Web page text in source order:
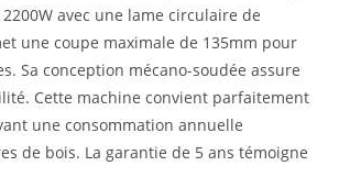
avec une lame circulaire de
une coupe maximale de 135mm pour
Sa conception mécano-soudée assure
Cette machine convient parfaitement
une consommation annuelle
de bois. La garantie de 5 ans témoigne